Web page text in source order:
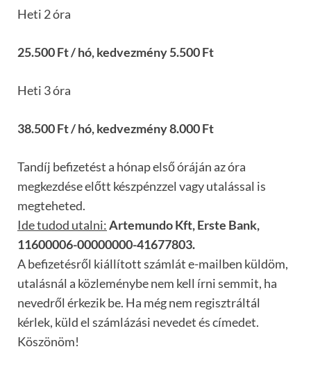
Heti 2 óra
25.500 Ft / hó, kedvezmény 5.500 Ft
Heti 3 óra
38.500 Ft / hó, kedvezmény 8.000 Ft
Tandíj befizetést a hónap első óráján az óra
megkezdése előtt készpénzzel vagy utalással is
megteheted.
Ide tudod utalni:Artemundo Kft, Erste Bank,
11600006-00000000-41677803.
A befizetésről kiállított számlát e-mailben küldöm,
utalásnál a közleménybe nem kell írni semmit, ha
nevedről érkezik be. Ha még nem regisztráltál
kérlek, küld el számlázási nevedet és címedet.
Köszönöm!